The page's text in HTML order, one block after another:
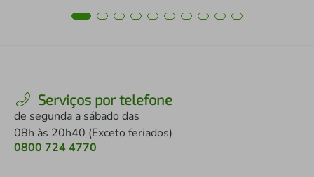
Serviços por telefone
de segunda a sábado das
08h às 20h40 (Exceto feriados)
0800 724 4770